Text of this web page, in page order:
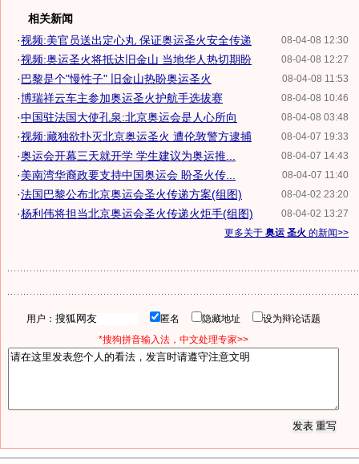
相关新闻
08-04-08 12:30
·视频:美官员送出定心丸 保证奥运圣火安全传递
08-04-08 12:27
·视频:奥运圣火将抵达旧金山 当地华人热切期盼
08-04-08 11:53
·巴黎是个"慢性子" 旧金山热盼奥运圣火
08-04-08 10:46
·博瑞祥云车主参加奥运圣火护航手选拔赛
08-04-08 03:48
·中国驻法国大使孔泉:北京奥运会是人心所向
08-04-07 19:33
·视频:藏独欲扑灭北京奥运圣火 遭伦敦警方逮捕
08-04-07 14:43
·奥运会开幕三天就开学 学生建议为奥运推...
08-04-07 11:40
·美南湾华裔政要支持中国奥运会 盼圣火传...
08-04-02 23:20
·法国巴黎公布北京奥运会圣火传递方案(组图)
08-04-02 13:27
·杨利伟将担当北京奥运会圣火传递火炬手(组图)
更多关于 奥运 圣火 的新闻>>
用户： 匿名 隐藏地址
设为辩论话题
*搜狗拼音输入法，中文处理专家>>